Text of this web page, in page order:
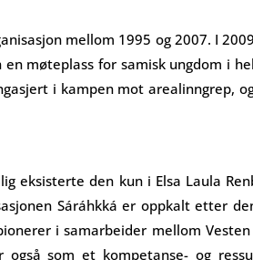
mellom 1995 og 2007. I
møteplass for samisk ungdom i
i kampen mot arealinngrep,
eksisterte den kun i Elsa Laula
Sáráhkká er oppkalt etter
i samarbeider mellom
som et kompetanse- og